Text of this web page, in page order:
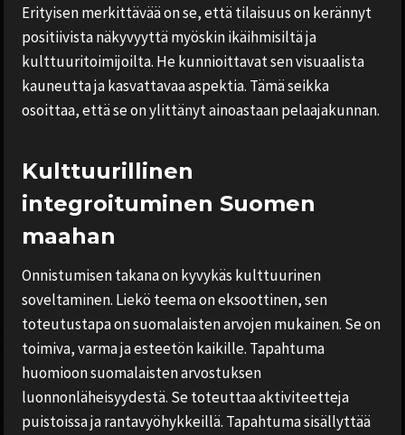
Erityisen merkittävää on se, että tilaisuus on kerännyt
positiivista näkyvyyttä myöskin ikäihmisiltä ja
kulttuuritoimijoilta. He kunnioittavat sen visuaalista
kauneutta ja kasvattavaa aspektia. Tämä seikka
osoittaa, että se on ylittänyt ainoastaan pelaajakunnan.
Kulttuurillinen
integroituminen Suomen
maahan
Onnistumisen takana on kyvykäs kulttuurinen
soveltaminen. Liekö teema on eksoottinen, sen
toteutustapa on suomalaisten arvojen mukainen. Se on
toimiva, varma ja esteetön kaikille. Tapahtuma
huomioon suomalaisten arvostuksen
luonnonläheisyydestä. Se toteuttaa aktiviteetteja
puistoissa ja rantavyöhykkeillä. Tapahtuma sisällyttää